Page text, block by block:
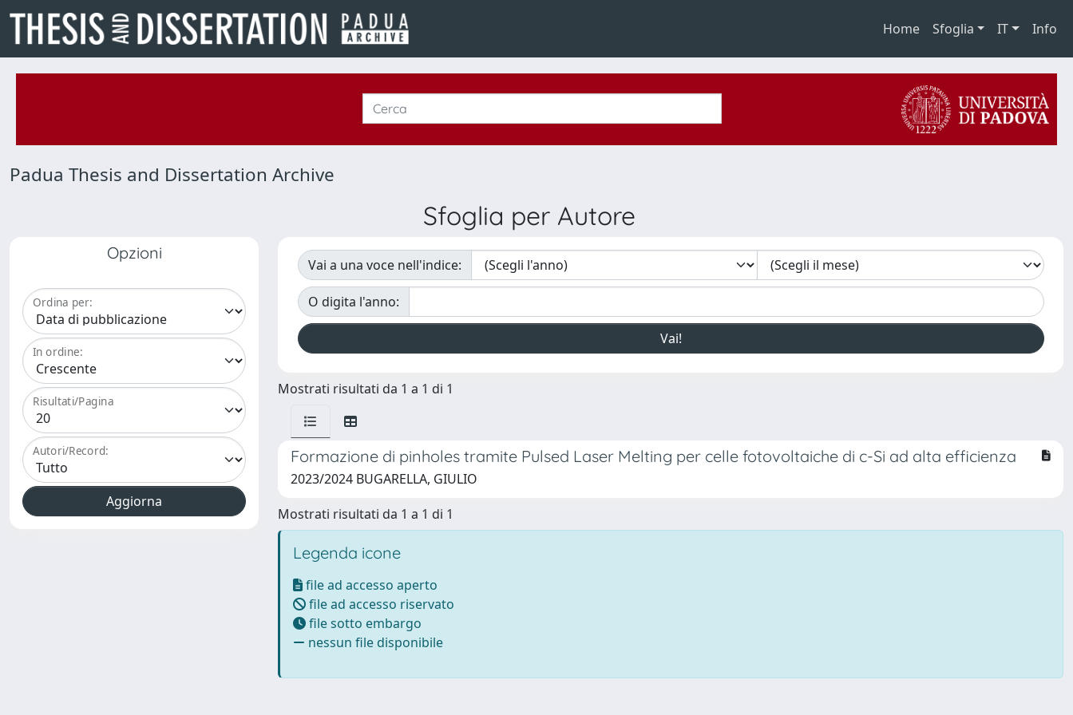
Home Sfoglia IT Info
Padua Thesis and Dissertation Archive
Sfoglia per Autore
Opzioni
Ordina per:
In ordine:
Risultati/Pagina
Autori/Record:
Vai a una voce nell'indice:
O digita l'anno:
Mostrati risultati da 1 a 1 di 1
Formazione di pinholes tramite Pulsed Laser Melting per celle fotovoltaiche di c-Si ad alta efficienza
2023/2024 BUGARELLA, GIULIO
Mostrati risultati da 1 a 1 di 1
Legenda icone
file ad accesso aperto
file ad accesso riservato
file sotto embargo
nessun file disponibile